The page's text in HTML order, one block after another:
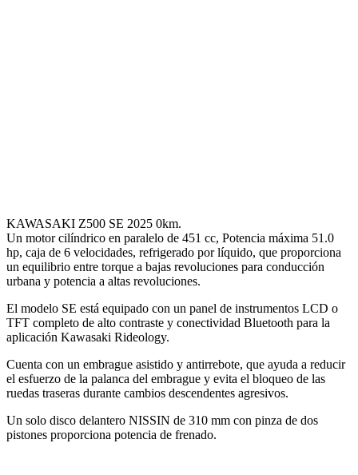
KAWASAKI Z500 SE 2025 0km.
Un motor cilíndrico en paralelo de 451 cc, Potencia máxima 51.0
hp, caja de 6 velocidades, refrigerado por líquido, que proporciona
un equilibrio entre torque a bajas revoluciones para conducción
urbana y potencia a altas revoluciones.
El modelo SE está equipado con un panel de instrumentos LCD o
TFT completo de alto contraste y conectividad Bluetooth para la
aplicación Kawasaki Rideology.
Cuenta con un embrague asistido y antirrebote, que ayuda a reducir
el esfuerzo de la palanca del embrague y evita el bloqueo de las
ruedas traseras durante cambios descendentes agresivos.
Un solo disco delantero NISSIN de 310 mm con pinza de dos
pistones proporciona potencia de frenado.